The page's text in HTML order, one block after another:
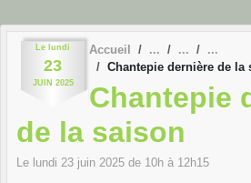
Le lundi
23
JUIN 2025
Accueil
Chantepie dernière de la
Chantepie
de la saison
Le lundi 23 juin 2025 de 10h à 12h15